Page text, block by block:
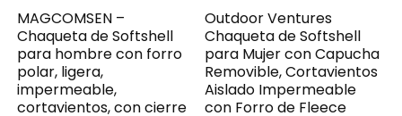
MAGCOMSEN –
Chaqueta de Softshell
para hombre con forro
polar, ligera,
impermeable,
cortavientos, con cierre
Outdoor Ventures
Chaqueta de Softshell
para Mujer con Capucha
Removible, Cortavientos
Aislado Impermeable
con Forro de Fleece